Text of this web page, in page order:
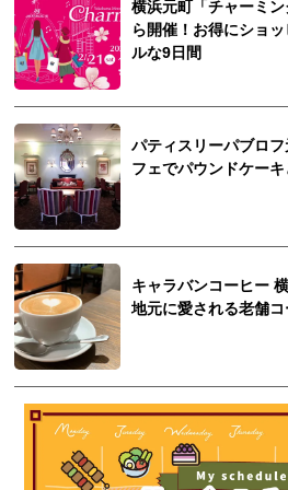
横浜元町「チャーミ
ら開催！お得にショ
ルな9日間
パティスリーパブロ
フェでパウンドケー
キャラバンコーヒー
地元に愛される老舗